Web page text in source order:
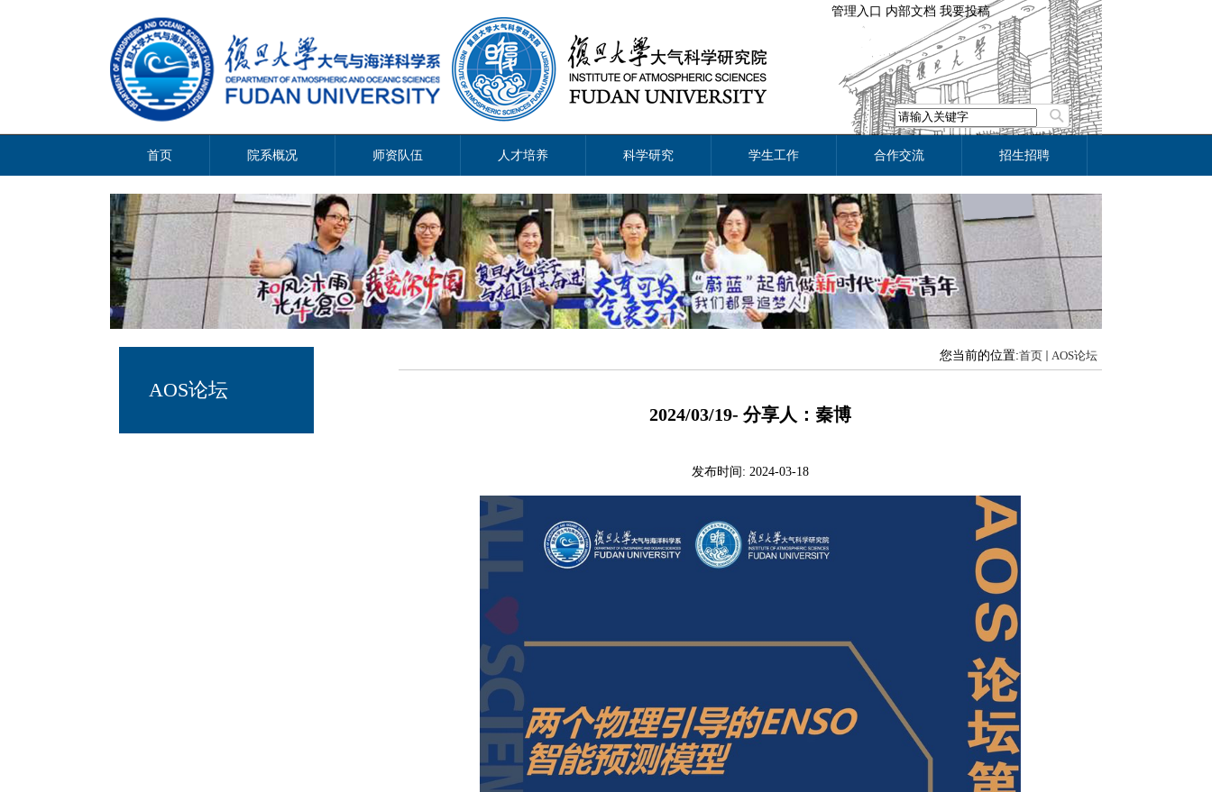
管理入口 内部文档 我要投稿
首页 院系概况 师资队伍 人才培养 科学研究 学生工作 合作交流 招生招聘
AOS论坛
您当前的位置:首页 AOS论坛
2024/03/19- 分享人：秦博
发布时间: 2024-03-18